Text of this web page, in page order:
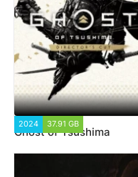
2024 37.91 GB
Ghost of Tsushima